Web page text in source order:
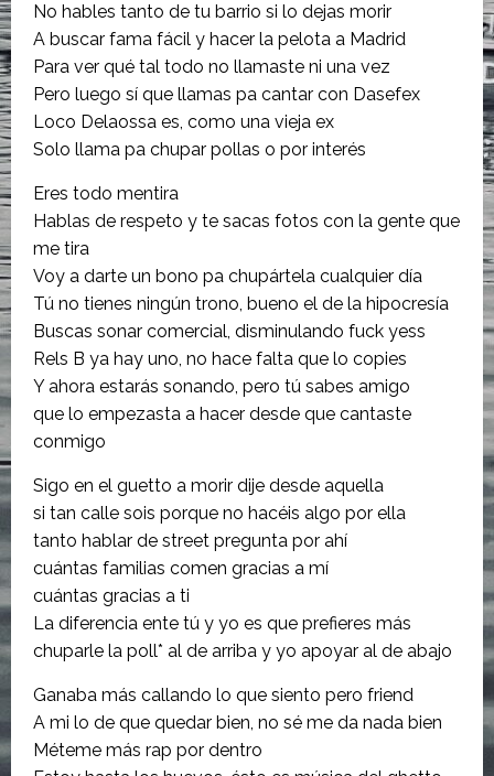
No hables tanto de tu barrio si lo dejas morir
A buscar fama fácil y hacer la pelota a Madrid
Para ver qué tal todo no llamaste ni una vez
Pero luego sí que llamas pa cantar con Dasefex
Loco Delaossa es, como una vieja ex
Solo llama pa chupar pollas o por interés
Eres todo mentira
Hablas de respeto y te sacas fotos con la gente que
me tira
Voy a darte un bono pa chupártela cualquier día
Tú no tienes ningún trono, bueno el de la hipocresía
Buscas sonar comercial, disminulando fuck yess
Rels B ya hay uno, no hace falta que lo copies
Y ahora estarás sonando, pero tú sabes amigo
que lo empezasta a hacer desde que cantaste
conmigo
Sigo en el guetto a morir dije desde aquella
si tan calle sois porque no hacéis algo por ella
tanto hablar de street pregunta por ahí
cuántas familias comen gracias a mí
cuántas gracias a ti
La diferencia ente tú y yo es que prefieres más
chuparle la poll* al de arriba y yo apoyar al de abajo
Ganaba más callando lo que siento pero friend
A mi lo de que quedar bien, no sé me da nada bien
Méteme más rap por dentro